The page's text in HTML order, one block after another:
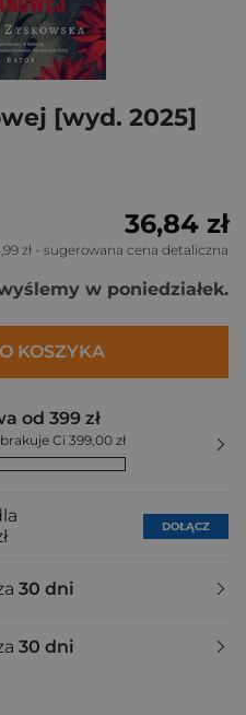
[wyd. 2025]
36,84 zł
zł - sugerowana cena detaliczna
w poniedziałek.
KOSZYKA
od 399 zł
Ci 399,00 zł
DOŁĄCZ
30 dni
30 dni